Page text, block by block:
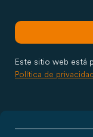
Este sitio web está
Política de privacidad